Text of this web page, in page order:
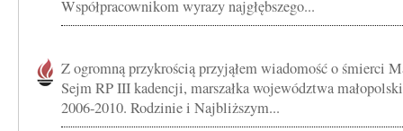
Współpracownikom wyrazy najgłębszego...
Z ogromną przykrością przyjąłem wiadomość o śmierci
Sejm RP III kadencji, marszałka województwa
2006-2010. Rodzinie i Najbliższym...